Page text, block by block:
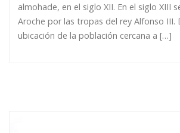
almohade, en el siglo XII. En el siglo XIII
Aroche por las tropas del rey Alfonso III.
ubicación de la población cercana a […]